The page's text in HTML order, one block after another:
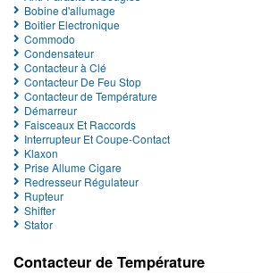
Contacteur de Température
Bobine d'allumage
Boitier Electronique
Commodo
Condensateur
Contacteur à Clé
Contacteur De Feu Stop
Contacteur de Température
Démarreur
Faisceaux Et Raccords
Interrupteur Et Coupe-Contact
Klaxon
Prise Allume Cigare
Redresseur Régulateur
Rupteur
Shifter
Stator